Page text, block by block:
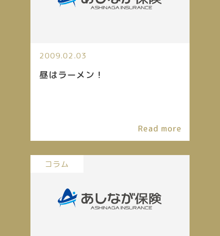
2009.02.03
昼はラーメン！
Read more
コラム